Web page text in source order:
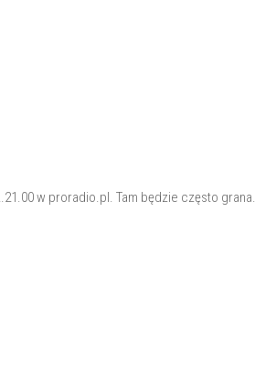
w proradio.pl. Tam będzie często grana.